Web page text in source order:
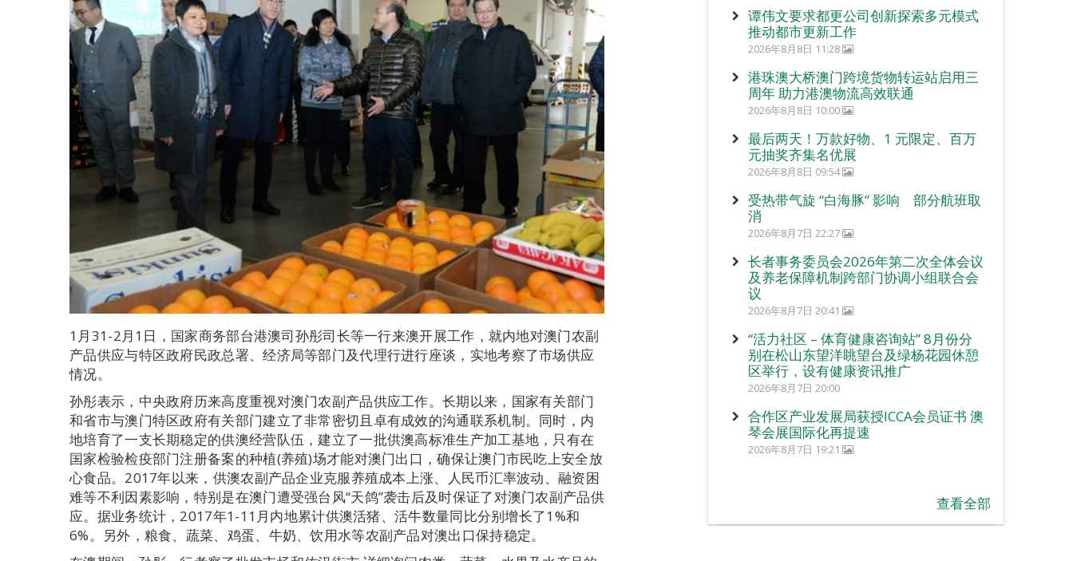
1月31-2月1日，国家商务部台港澳司孙彤司长等一行来澳开展工作，就内地对澳门农副
产品供应与特区政府民政总署、经济局等部门及代理行进行座谈，实地考察了市场供应
情况。
孙彤表示，中央政府历来高度重视对澳门农副产品供应工作。长期以来，国家有关部门
和省市与澳门特区政府有关部门建立了非常密切且卓有成效的沟通联系机制。同时，内
地培育了一支长期稳定的供澳经营队伍，建立了一批供澳高标准生产加工基地，只有在
国家检验检疫部门注册备案的种植(养殖)场才能对澳门出口，确保让澳门市民吃上安全放
心食品。2017年以来，供澳农副产品企业克服养殖成本上涨、人民币汇率波动、融资困
难等不利因素影响，特别是在澳门遭受强台风“天鸽”袭击后及时保证了对澳门农副产品供
应。据业务统计，2017年1-11月内地累计供澳活猪、活牛数量同比分别增长了1%和
6%。另外，粮食、蔬菜、鸡蛋、牛奶、饮用水等农副产品对澳出口保持稳定。
谭伟文要求都更公司创新探索多元模式
推动都市更新工作
2026年8月8日 11:28
港珠澳大桥澳门跨境货物转运站启用三
周年 助力港澳物流高效联通
2026年8月8日 10:00
最后两天！万款好物、1 元限定、百万
元抽奖齐集名优展
2026年8月8日 09:54
受热带气旋 “白海豚” 影响 部分航班取
消
2026年8月7日 22:27
长者事务委员会2026年第二次全体会议
及养老保障机制跨部门协调小组联合会
议
2026年8月7日 20:41
“活力社区 – 体育健康咨询站” 8月份分
别在松山东望洋眺望台及绿杨花园休憩
区举行，设有健康资讯推广
2026年8月7日 20:00
合作区产业发展局获授ICCA会员证书 澳
琴会展国际化再提速
2026年8月7日 19:21
查看全部